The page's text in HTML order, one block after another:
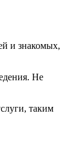
и знакомых,
Не
таким